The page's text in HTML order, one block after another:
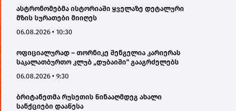
ასტრონომებმა ისტორიაში ყველაზე დეტალური
მზის სურათები მიიღეს
06.08.2026 • 10:30
ოფიციალურად – თორნიკე შენგელია კარიერას
საკალათბურთო კლუბ „დუბაიში“ გააგრძელებს
06.08.2026 • 9:30
ბრიტანეთმა რუსეთის წინააღმდეგ ახალი
სანქციები დააწესა